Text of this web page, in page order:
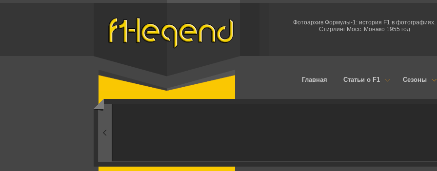
Фотоархив Формулы-1: история F1 в фотографиях.
Стирлинг Мосс. Монако 1955 год
Главная Статьи о F1 Сезоны
1950-ые